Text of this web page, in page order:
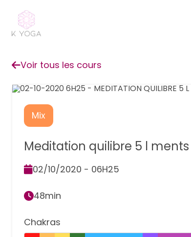
Voir tous les cours
Mix
Chakras
Meditation quilibre 5 l
02/10/2020 - 06H25
48min